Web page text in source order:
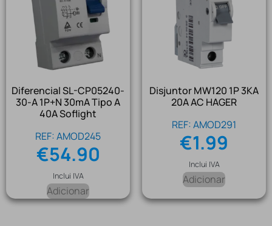
Diferencial SL-CP05240-
30-A 1P+N 30mA Tipo A
40A Soflight
REF: AMOD245
€54.90
Inclui IVA
Adicionar
Disjuntor MW120 1P 3KA
20A AC HAGER
REF: AMOD291
€1.99
Inclui IVA
Adicionar